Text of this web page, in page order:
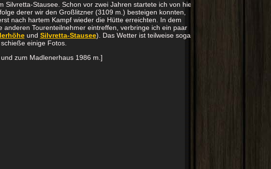
Stausee. Schon vor zwei Jahren startete ich von hier
derer wir den Großlitzner (3109 m.) besteigen konnten,
nach hartem Kampf wieder die Hütte erreichten. In dem
Tourenteilnehmer eintreffen, verbringe ich ein paar
und Silvretta-Stausee). Das Wetter ist teilweise sogar
einige Fotos.
zum Madlenerhaus 1986 m.]